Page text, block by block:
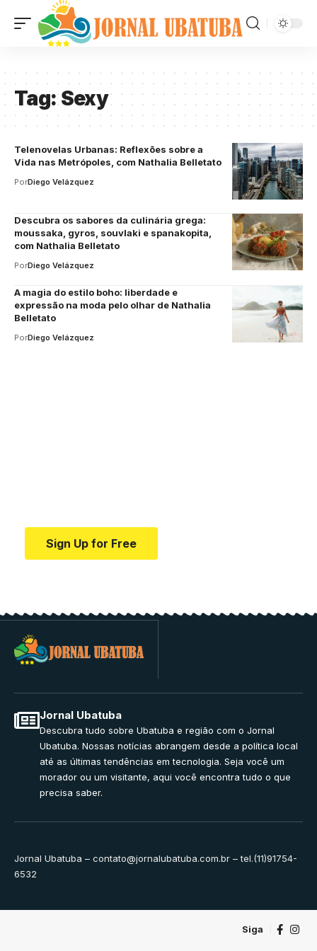
Tag:Sexy
Telenovelas Urbanas: Reflexões sobre a
Vida nas Metrópoles, com Nathalia Belletato
PorDiego Velázquez
Descubra os sabores da culinária grega:
moussaka, gyros, souvlaki e spanakopita,
com Nathalia Belletato
PorDiego Velázquez
A magia do estilo boho: liberdade e
expressão na moda pelo olhar de Nathalia
Belletato
PorDiego Velázquez
Sign Up for Free
Jornal Ubatuba
Descubra tudo sobre Ubatuba e região com o Jornal
Ubatuba. Nossas notícias abrangem desde a política local
até as últimas tendências em tecnologia. Seja você um
morador ou um visitante, aqui você encontra tudo o que
precisa saber.
Jornal Ubatuba – contato@jornalubatuba.com.br – tel.(11)91754-
6532
Siga